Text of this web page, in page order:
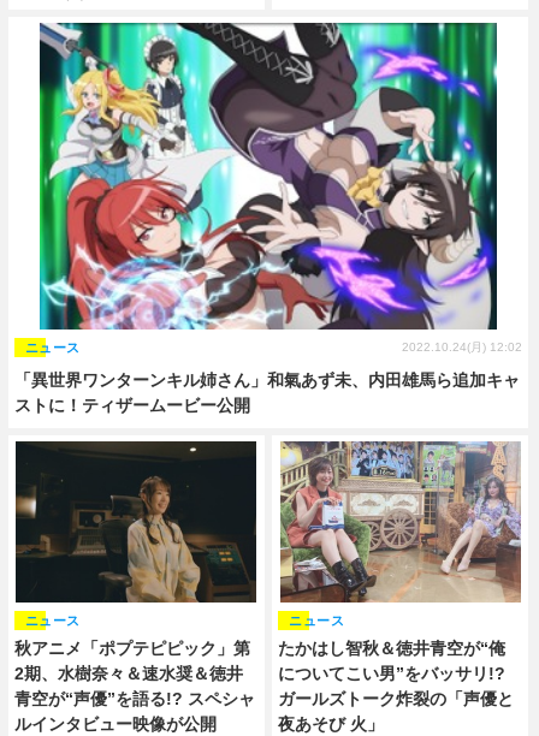
「異世界ワンターンキル姉さん」和氣あず未、内田雄馬ら追加キャ
ストに！ティザームービー公開
ニュース 2022.10.24(月) 12:02
秋アニメ「ポプテピピック」第
2期、水樹奈々＆速水奨＆徳井
青空が“声優”を語る!? スペシャ
ルインタビュー映像が公開
ニュース
たかはし智秋＆徳井青空が“俺
についてこい男”をバッサリ!?
ガールズトーク炸裂の「声優と
夜あそび 火」
ニュース